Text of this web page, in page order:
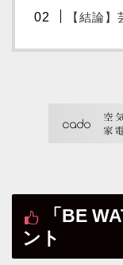
【結論
「BE
ント